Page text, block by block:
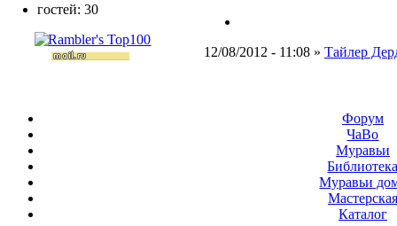
12/08/2012 - 11:08 » Тайлер
гостей: 30
Форум
ЧаВо
Муравьи
Муравьи
Мастерская
Каталог